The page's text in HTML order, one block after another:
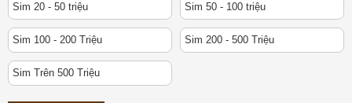
Sim 20 - 50 triệu Sim 50 - 100 triệu
Sim 100 - 200 Triệu Sim 200 - 500 Triệu
Sim Trên 500 Triệu